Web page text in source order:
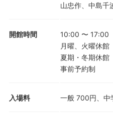
山忠作、中島千
開館時間 10:00 〜 17:00
月曜、火曜休館
夏期・冬期休館
事前予約制
入場料 一般 700円、中